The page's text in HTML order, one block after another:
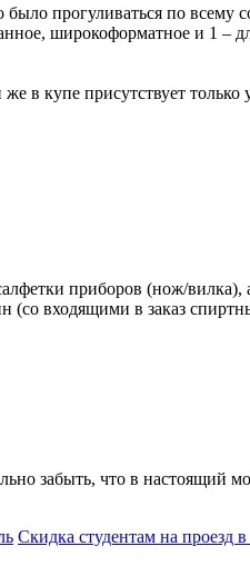
прогуливаться по всему
широкоформатное и 1 –
в купе присутствует
приборов (нож/вилка),
(со входящими в заказ
забыть, что в настоящий
Скидка студентам на проезд в